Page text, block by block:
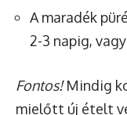
A maradék
2-3 napig,
Fontos!Mindig
mielőtt új ételt